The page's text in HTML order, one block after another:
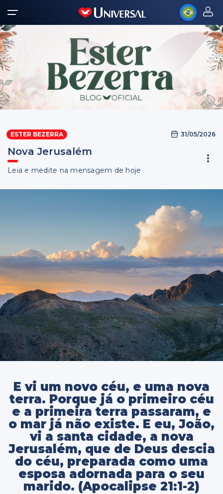
ESTER BEZERRA 31/05/2026
Nova Jerusalém
Leia e medite na mensagem de hoje
E vi um novo céu, e uma nova
terra. Porque já o primeiro céu
e a primeira terra passaram, e
o mar já não existe. E eu, João,
vi a santa cidade, a nova
Jerusalém, que de Deus descia
do céu, preparada como uma
esposa adornada para o seu
marido. (Apocalipse 21:1-2)